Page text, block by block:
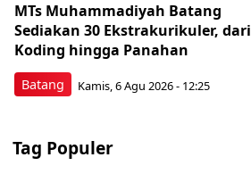
Batang
MTs Muhammadiyah Batang
Sediakan 30 Ekstrakurikuler, dari
Koding hingga Panahan
Kamis, 6 Agu 2026 - 12:25
Tag Populer